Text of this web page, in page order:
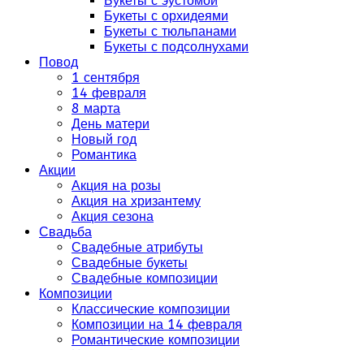
Букеты с орхидеями
Букеты с тюльпанами
Букеты с подсолнухами
Повод
1 сентября
14 февраля
8 марта
День матери
Новый год
Романтика
Акции
Акция на розы
Акция на хризантему
Акция сезона
Свадьба
Свадебные атрибуты
Свадебные букеты
Свадебные композиции
Композиции
Классические композиции
Композиции на 14 февраля
Романтические композиции